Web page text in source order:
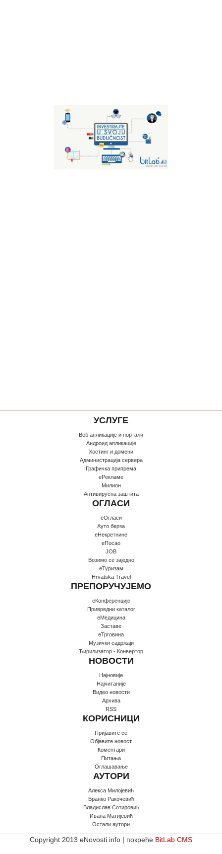
УСЛУГЕ
Веб апликације и портали
Андроид апликације
Хостинг и домени
Администрација сервера
Графичка припрема
еРекламе
Милион
Антивирусна заштита
ОГЛАСИ
еОгласи
Ауто берза
еНекретнине
еПосао
JOB
Возимо се заједно
еТуризам
Hrvatska Travel
ПРЕПОРУЧУЈЕМО
еКонференције
Привредни каталог
еМедицина
Заставе
еТрговина
Музички садржаји
Ћирилизатор - Конвертор
НОВОСТИ
Најновије
Најчитаније
Видео новости
Архива
RSS
КОРИСНИЦИ
Пријавите се
Oбјавите новост
Коментари
Питања
Оглашавање
АУТОРИ
Алекса Милојевић
Бранко Ракочевић
Владислав Сотировић
Ивана Матијевић
Остали аутори
Copyright 2013 eNovosti.info | покреће BitLab CMS